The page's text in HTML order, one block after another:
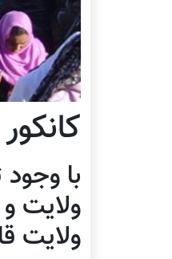
با
ولایت
ولایت